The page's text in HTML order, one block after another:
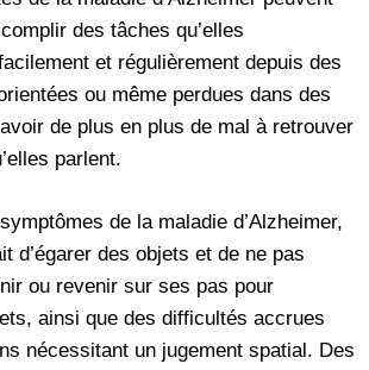
des tâches qu’elles
et régulièrement depuis des
ou même perdues dans des
de plus en plus de mal à retrouver
parlent.
de la maladie d’Alzheimer,
d’égarer des objets et de ne pas
ou revenir sur ses pas pour
ainsi que des difficultés accrues
nécessitant un jugement spatial. Des